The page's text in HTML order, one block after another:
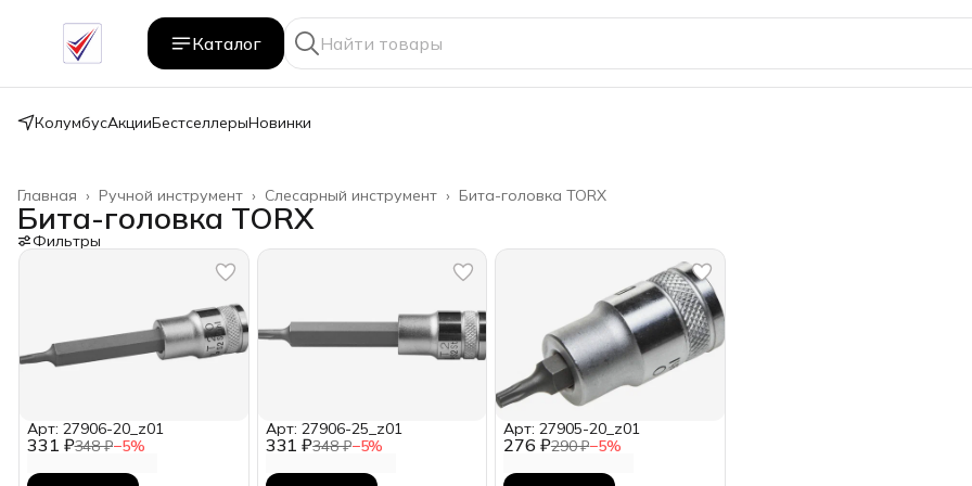
Каталог
КолумбусАкцииБестселлерыНовинки
Бита-головка TORX
Слесарный инструмент ›
Ручной инструмент ›
Главная ›
Бита-головка TORX
Фильтры
331 ₽348 ₽−5%
Арт: 27906-20_z01
331 ₽348 ₽−5%
Арт: 27906-25_z01
276 ₽290 ₽−5%
Арт: 27905-20_z01